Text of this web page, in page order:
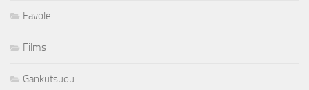
Favole
Films
Gankutsuou